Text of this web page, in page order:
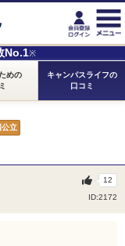
No.1※
めの
キャンパスライフの
口コミ
公立
ID:2172
12